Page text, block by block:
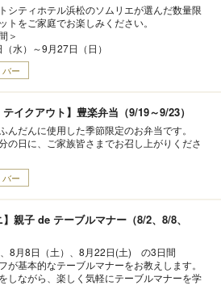
シティホテル浜松のソムリエが選んだ数量限
トをご家庭でお楽しみください。
＞
水）～9月27日（日）
ー
テイクアウト】豊楽弁当（9/19～9/23）
んだんに使用した季節限定のお弁当です。
の日に、ご家族皆さまでお召し上がりくださ
ー
】親子 de テーブルマナー（8/2、8/8、
8月8日（土）、8月22日(土) の3日間
が基本的なテーブルマナーをお教えします。
しながら、楽しく気軽にテーブルマナーを学